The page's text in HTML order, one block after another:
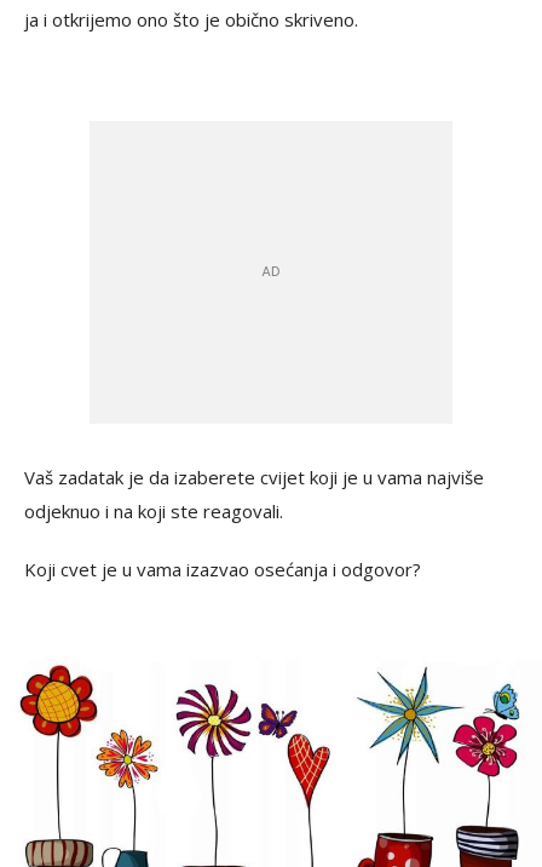
ja i otkrijemo ono što je obično skriveno.
Vaš zadatak je da izaberete cvijet koji je u vama najviše
odjeknuo i na koji ste reagovali.
Koji cvet je u vama izazvao osećanja i odgovor?